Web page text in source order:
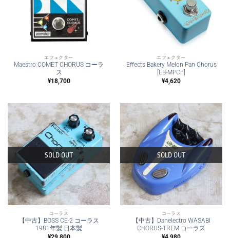
エフェクター
Maestro COMET CHORUS コーラ
ス
¥18,700
エフェクター
Effects Bakery Melon Pan Chorus
[EB-MPCn]
¥4,620
SOLD OUT
コーラス
【中古】BOSS CE-2 コーラス
1981年製 日本製
SOLD OUT
コーラス
【中古】Danelectro WASABI
CHORUS-TREM コーラス